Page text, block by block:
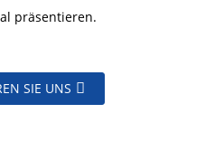
präsentieren.
SIE UNS